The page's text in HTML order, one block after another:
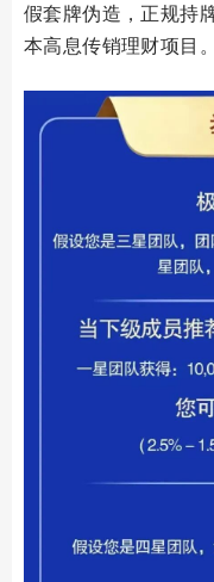
假套牌伪造，正规持
本高息传销理财项目。